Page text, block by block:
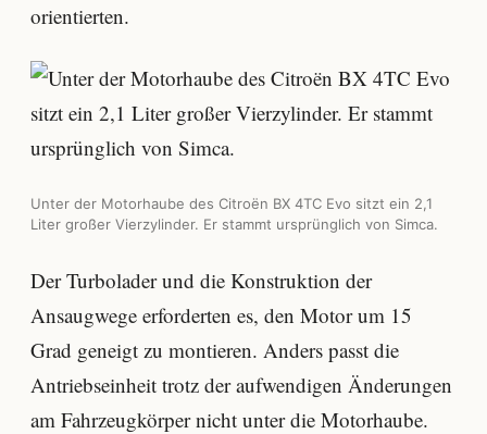
orientierten.
Unter der Motorhaube des Citroën BX 4TC Evo sitzt ein 2,1
Liter großer Vierzylinder. Er stammt ursprünglich von Simca.
Der Turbolader und die Konstruktion der
Ansaugwege erforderten es, den Motor um 15
Grad geneigt zu montieren. Anders passt die
Antriebseinheit trotz der aufwendigen Änderungen
am Fahrzeugkörper nicht unter die Motorhaube.